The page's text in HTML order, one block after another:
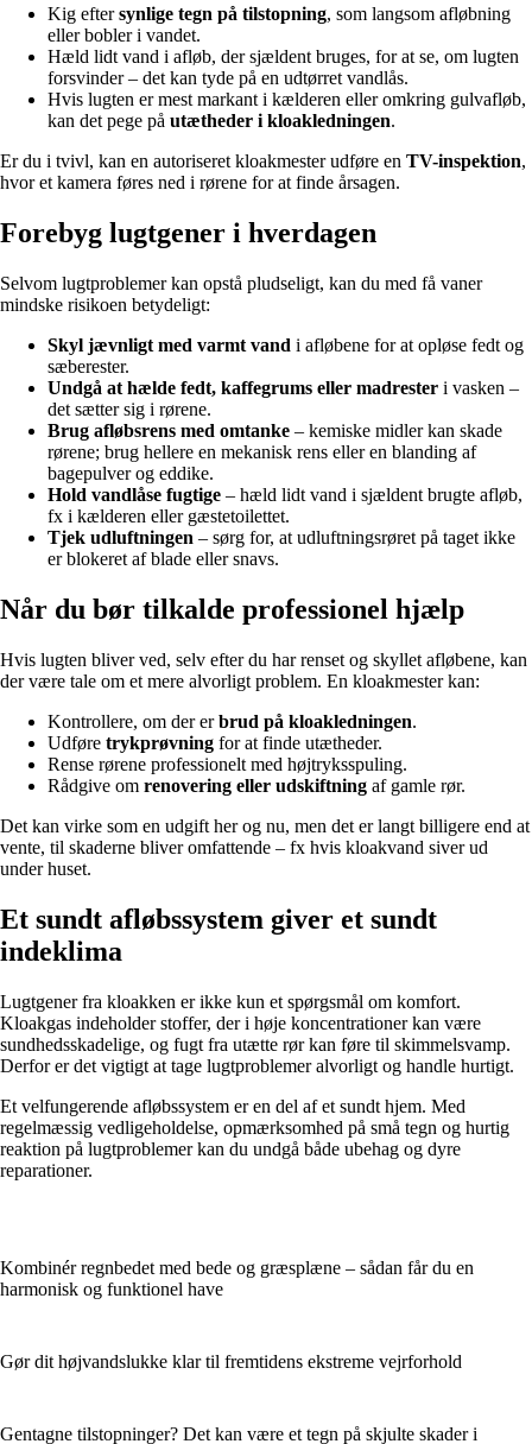
Kig eftersynlige tegn på tilstopning, som langsom afløbning
eller bobler i vandet.
Hæld lidt vand i afløb, der sjældent bruges, for at se, om lugten
forsvinder – det kan tyde på en udtørret vandlås.
Hvis lugten er mest markant i kælderen eller omkring gulvafløb,
kan det pege på utætheder i kloakledningen.
Er du i tvivl, kan en autoriseret kloakmester udføre en TV-inspektion,
hvor et kamera føres ned i rørene for at finde årsagen.
Forebyg lugtgener i hverdagen
Selvom lugtproblemer kan opstå pludseligt, kan du med få vaner
mindske risikoen betydeligt:
Skyl jævnligt med varmt vand i afløbene for at opløse fedt og
sæberester.
Undgå at hælde fedt, kaffegrums eller madrester i vasken –
det sætter sig i rørene.
Brug afløbsrens med omtanke – kemiske midler kan skade
rørene; brug hellere en mekanisk rens eller en blanding af
bagepulver og eddike.
Hold vandlåse fugtige – hæld lidt vand i sjældent brugte afløb,
fx i kælderen eller gæstetoilettet.
Tjek udluftningen – sørg for, at udluftningsrøret på taget ikke
er blokeret af blade eller snavs.
Når du bør tilkalde professionel hjælp
Hvis lugten bliver ved, selv efter du har renset og skyllet afløbene, kan
der være tale om et mere alvorligt problem. En kloakmester kan:
Kontrollere, om der erbrud på kloakledningen.
Udføre trykprøvning for at finde utætheder.
Rense rørene professionelt med højtryksspuling.
Rådgive om renovering eller udskiftning af gamle rør.
Det kan virke som en udgift her og nu, men det er langt billigere end at
vente, til skaderne bliver omfattende – fx hvis kloakvand siver ud
under huset.
Et sundt afløbssystem giver et sundt
indeklima
Lugtgener fra kloakken er ikke kun et spørgsmål om komfort.
Kloakgas indeholder stoffer, der i høje koncentrationer kan være
sundhedsskadelige, og fugt fra utætte rør kan føre til skimmelsvamp.
Derfor er det vigtigt at tage lugtproblemer alvorligt og handle hurtigt.
Et velfungerende afløbssystem er en del af et sundt hjem. Med
regelmæssig vedligeholdelse, opmærksomhed på små tegn og hurtig
reaktion på lugtproblemer kan du undgå både ubehag og dyre
reparationer.
Kombinér regnbedet med bede og græsplæne – sådan får du en
harmonisk og funktionel have
Gør dit højvandslukke klar til fremtidens ekstreme vejrforhold
Gentagne tilstopninger? Det kan være et tegn på skjulte skader i